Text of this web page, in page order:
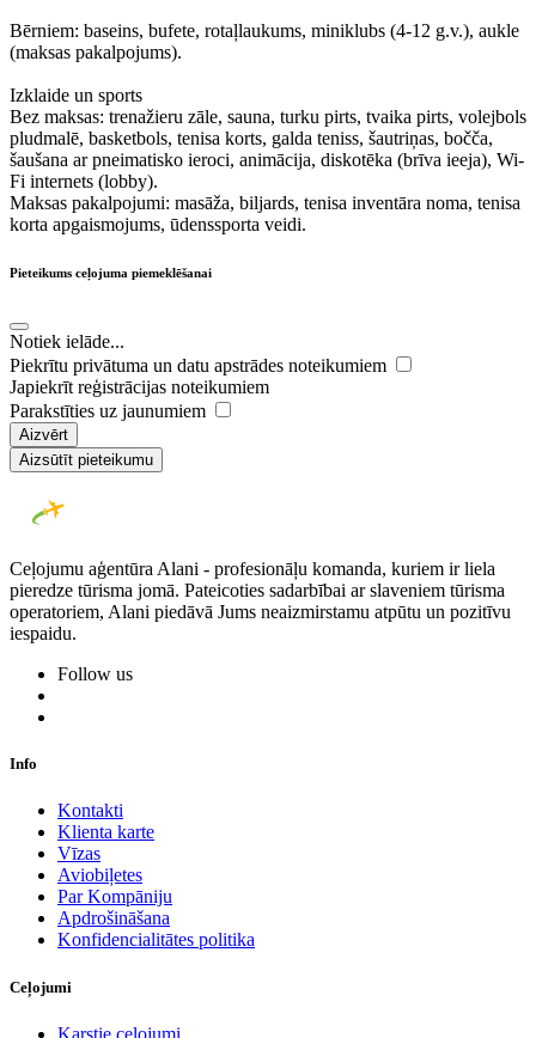
Bērniem: baseins, bufete, rotaļlaukums, miniklubs (4-12 g.v.), aukle
(maksas pakalpojums).
Izklaide un sports
Bez maksas: trenažieru zāle, sauna, turku pirts, tvaika pirts, volejbols
pludmalē, basketbols, tenisa korts, galda teniss, šautriņas, bočča,
šaušana ar pneimatisko ieroci, animācija, diskotēka (brīva ieeja), Wi-
Fi internets (lobby).
Maksas pakalpojumi: masāža, biljards, tenisa inventāra noma, tenisa
korta apgaismojums, ūdenssporta veidi.
Pieteikums ceļojuma piemeklēšanai
Notiek ielāde...
Piekrītu privātuma un datu apstrādes noteikumiem
Japiekrīt reģistrācijas noteikumiem
Parakstīties uz jaunumiem
Aizvērt
Aizsūtīt pieteikumu
Ceļojumu aģentūra Alani - profesionāļu komanda, kuriem ir liela
pieredze tūrisma jomā. Pateicoties sadarbībai ar slaveniem tūrisma
operatoriem, Alani piedāvā Jums neaizmirstamu atpūtu un pozitīvu
iespaidu.
Follow us
Info
Kontakti
Klienta karte
Vīzas
Aviobiļetes
Par Kompāniju
Apdrošināšana
Konfidencialitātes politika
Ceļojumi
Karstie ceļojumi